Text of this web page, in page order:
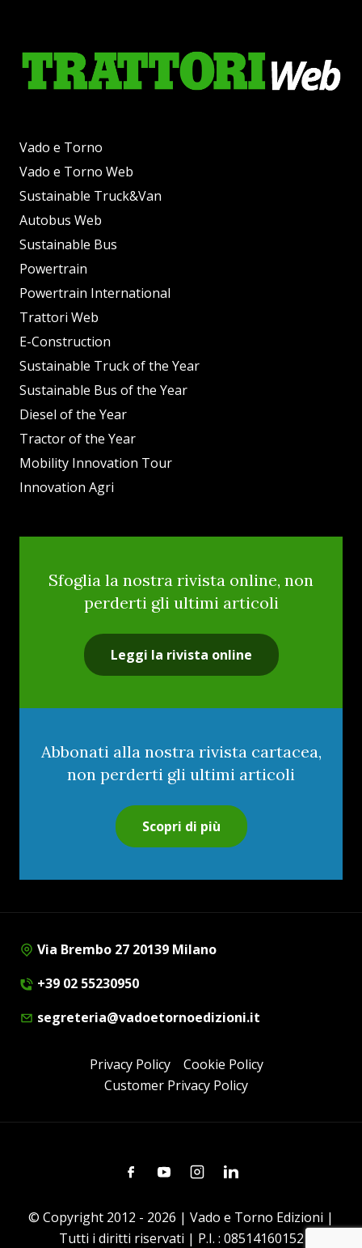
Vado e Torno
Vado e Torno Web
Sustainable Truck&Van
Autobus Web
Sustainable Bus
Powertrain
Powertrain International
Trattori Web
E-Construction
Sustainable Truck of the Year
Sustainable Bus of the Year
Diesel of the Year
Tractor of the Year
Mobility Innovation Tour
Innovation Agri
Sfoglia la nostra rivista online, non
perderti gli ultimi articoli
Leggi la rivista online
Abbonati alla nostra rivista cartacea,
non perderti gli ultimi articoli
Scopri di più
Via Brembo 27 20139 Milano
+39 02 55230950
segreteria@vadoetornoedizioni.it
Privacy Policy
Cookie Policy
Customer Privacy Policy
FacebookYoutubeInstagramLinkedin
© Copyright 2012 - 2026 | Vado e Torno Edizioni |
Tutti i diritti riservati | P.I. : 08514160152